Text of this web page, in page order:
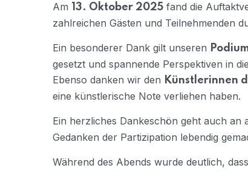
Am 13. Oktober 2025 fand die
zahlreichen Gästen und Teilnehmenden
Ein besonderer Dank gilt unseren
gesetzt und spannende Perspektiven in
Ebenso danken wir den Künstlerinnen
eine künstlerische Note verliehen haben.
Ein herzliches Dankeschön geht auch an
Gedanken der Partizipation lebendig
Während des Abends wurde deutlich,